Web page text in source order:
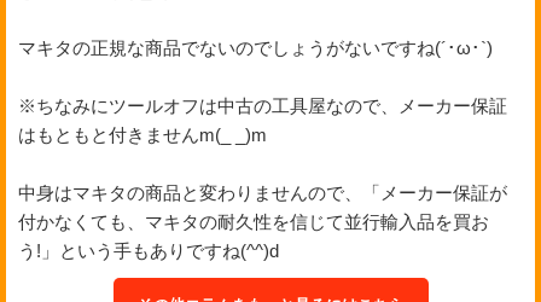
マキタの正規な商品でないのでしょうがないですね(´･ω･`)
※ちなみにツールオフは中古の工具屋なので、メーカー保証
はもともと付きませんm(_ _)m
中身はマキタの商品と変わりませんので、「メーカー保証が
付かなくても、マキタの耐久性を信じて並行輸入品を買お
う!」という手もありですね(^^)d